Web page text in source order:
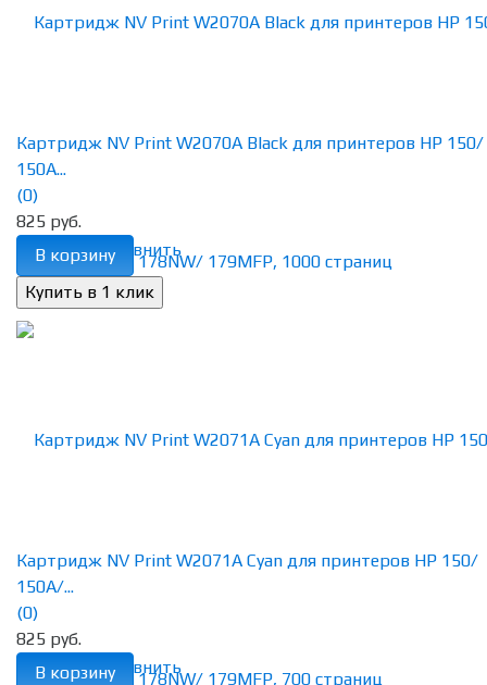
избранное сравнить
Картридж NV Print W2070A Black для принтеров HP 150/
150A...
(0)
825 руб.
В корзину
избранное сравнить
Картридж NV Print W2071A Cyan для принтеров HP 150/
150A/...
(0)
825 руб.
В корзину